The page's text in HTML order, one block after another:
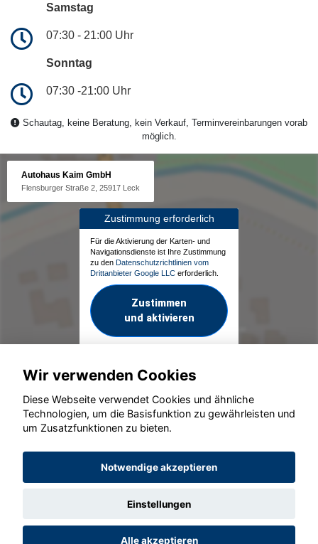
Samstag
07:30 - 21:00 Uhr
Sonntag
07:30 -21:00 Uhr
Schautag, keine Beratung, kein Verkauf, Terminvereinbarungen vorab
möglich.
Autohaus Kaim GmbH
Flensburger Straße 2, 25917 Leck
Zustimmung erforderlich
Für die Aktivierung der Karten- und
Navigationsdienste ist Ihre Zustimmung
zu den Datenschutzrichtlinien vom
Drittanbieter Google LLC erforderlich.
Zustimmen
und aktivieren
© konjunkturmotor.de GmbH 2020 - 2026
Wir verwenden Cookies
Diese Webseite verwendet Cookies und ähnliche
Technologien, um die Basisfunktion zu gewährleisten und
um Zusatzfunktionen zu bieten.
Notwendige akzeptieren
Einstellungen
Alle akzeptieren